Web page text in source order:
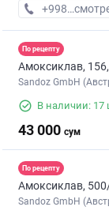
+998 (95)
По рецепту
Амоксиклав,
Sandoz GmbH
В наличии: 17
43 000 сум
По рецепту
Амоксиклав,
Sandoz GmbH